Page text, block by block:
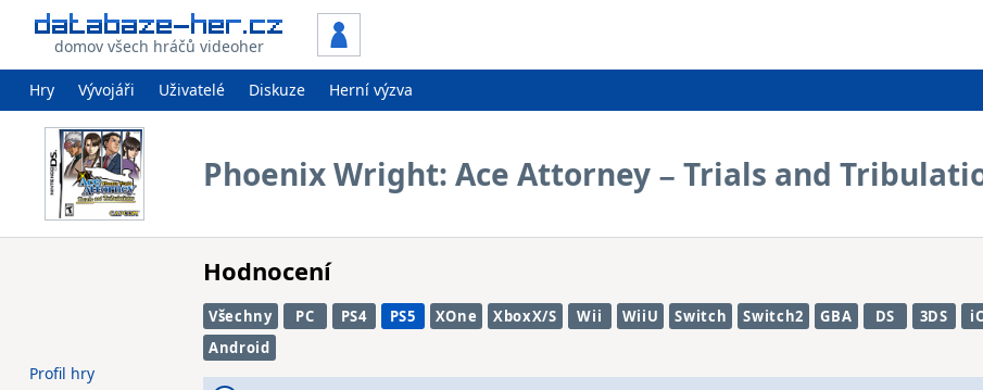
domov všech hráčů videoher
Hry Vývojáři Uživatelé Diskuze Herní výzva
Phoenix Wright: Ace Attorney − Trials and
Hodnocení
Všechny PC PS4 PS5 XOne XboxX/S Wii WiiU Switch Switch2 GBA DS 3DS
Android
Profil hry